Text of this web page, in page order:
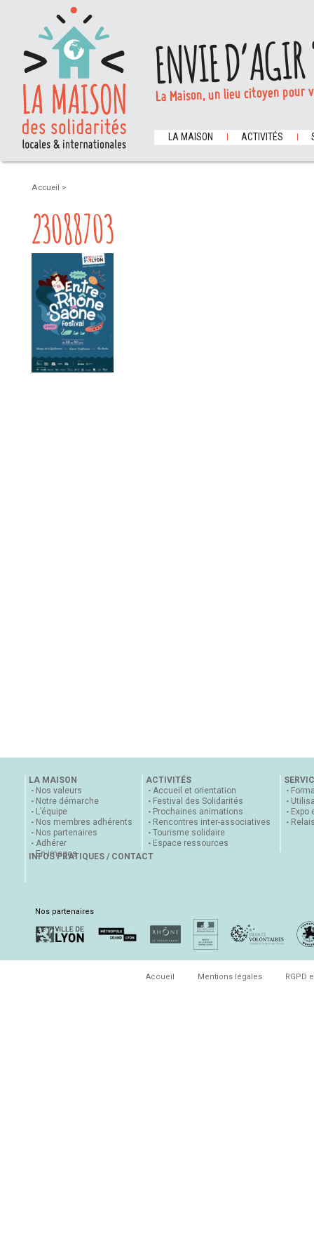
ENVIE
La Maison, un lieu citoyen
LA MAISON ACTIVITÉS
Accueil >
23088703
LA MAISON
Nos valeurs
Notre démarche
L’équipe
Nos membres adhérents
Nos partenaires
Adhérer
En images
ACTIVITÉS
Accueil et orientation
Festival des Solidarités
Prochaines animations
Rencontres inter-associatives
Tourisme solidaire
Espace ressources
Expo
INFOS PRATIQUES / CONTACT
Nos partenaires
Accueil Mentions légales RGPD